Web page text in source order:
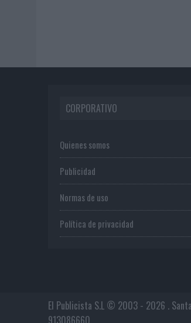
CORPORATIVO
Quienes somos
Publicidad
Normas de uso
Política de privacidad
El Publicista S.L © 2003 - 2026 .
913086660.